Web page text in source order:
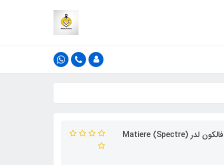
ادکلن فرنچ اونو اف ای پاریس مدل اسپکتر رایحه متیر پریمیر فالکون لدر (Spectre) Matiere